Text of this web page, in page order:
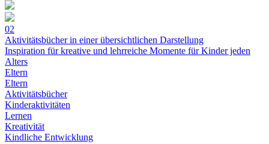
02
Aktivitätsbücher in einer übersichtlichen Darstellung
Inspiration für kreative und lehrreiche Momente für Kinder jeden
Alters
Eltern
Eltern
Aktivitätsbücher
Kinderaktivitäten
Lernen
Kreativität
Kindliche Entwicklung